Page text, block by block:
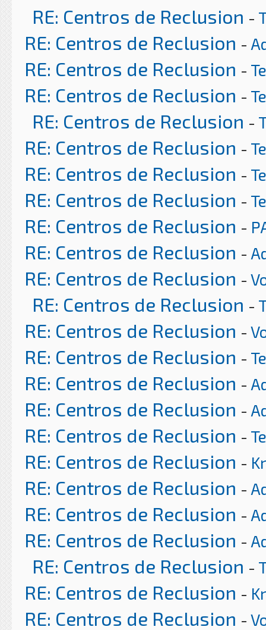
RE: Centros de Reclusion -
RE: Centros de Reclusion -
RE: Centros de Reclusion -
RE: Centros de Reclusion -
RE: Centros de Reclusion -
RE: Centros de Reclusion -
RE: Centros de Reclusion -
RE: Centros de Reclusion -
RE: Centros de Reclusion -
RE: Centros de Reclusion -
RE: Centros de Reclusion -
RE: Centros de Reclusion -
RE: Centros de Reclusion -
RE: Centros de Reclusion -
RE: Centros de Reclusion -
RE: Centros de Reclusion -
RE: Centros de Reclusion -
RE: Centros de Reclusion -
RE: Centros de Reclusion -
RE: Centros de Reclusion -
RE: Centros de Reclusion -
RE: Centros de Reclusion -
RE: Centros de Reclusion -
RE: Centros de Reclusion -